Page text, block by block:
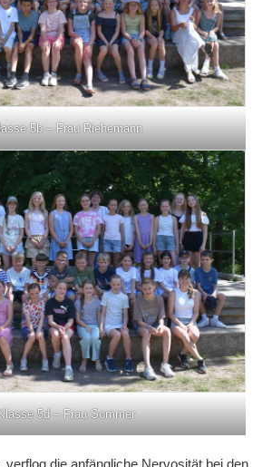
5b – Frau Riehemann
5d – Frau Sommer
die anfängliche Nervosität bei den